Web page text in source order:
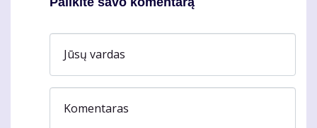
Jūsų vardas
Komentaras